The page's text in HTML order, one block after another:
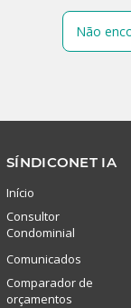
Não
SÍNDICONET IA
Início
Consultor
Condominial
Comunicados
Comparador de
orçamentos